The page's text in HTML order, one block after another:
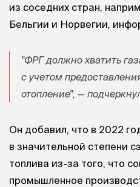
из соседних стран,
Бельгии и Норвегии,
"ФРГ должно хватить
с учетом
отопление", —
Он добавил, что в 2022
в значительной степени
топлива из-за того, что
промышленное